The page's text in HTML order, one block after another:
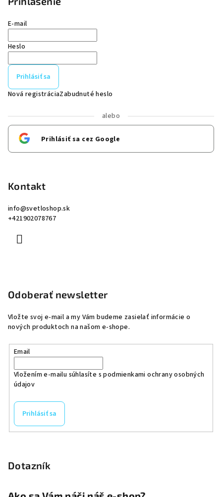
E-mail
Heslo
Prihlásiť sa
Nová registráciaZabudnuté heslo
alebo
Prihlásiť sa cez Google
Kontakt
info@svetloshop.sk
+421902078767
Odoberať newsletter
Vložte svoj e-mail a my Vám budeme zasielať informácie o
nových produktoch na našom e-shope.
Email
Vložením e-mailu súhlasíte spodmienkami ochrany osobných
údajov
Prihlásiť sa
Dotazník